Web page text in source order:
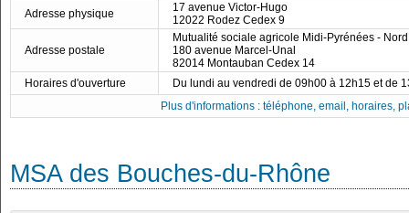
Adresse physique
17 avenue Victor-Hugo
12022 Rodez Cedex 9
Adresse postale
Mutualité sociale agricole Midi-Pyrénées - Nord
180 avenue Marcel-Unal
82014 Montauban Cedex 14
Horaires d'ouverture
Du lundi au vendredi de 09h00 à 12h15 et de
Plus d'informations : téléphone, email, horaires,
MSA des Bouches-du-Rhône